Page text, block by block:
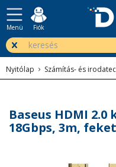
Menü Fiók
Nyitólap Számítás- és
Baseus HDMI 2.0
18Gbps, 3m,